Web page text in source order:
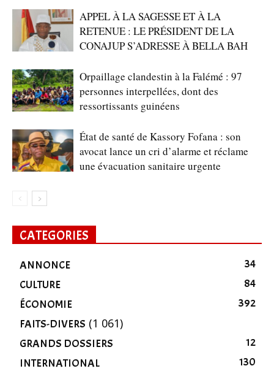
APPEL À LA SAGESSE ET À LA
RETENUE : LE PRÉSIDENT DE LA
CONAJUP S’ADRESSE À BELLA BAH
Orpaillage clandestin à la Falémé : 97
personnes interpellées, dont des
ressortissants guinéens
État de santé de Kassory Fofana : son
avocat lance un cri d’alarme et réclame
une évacuation sanitaire urgente
CATEGORIES
ANNONCE
34
CULTURE
84
ÉCONOMIE
392
FAITS-DIVERS (1 061)
GRANDS DOSSIERS
12
INTERNATIONAL
130